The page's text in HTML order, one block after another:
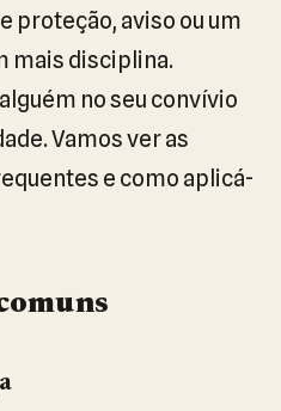
proteção, aviso ou um
mais disciplina.
no seu convívio
Vamos ver as
e como aplicá-